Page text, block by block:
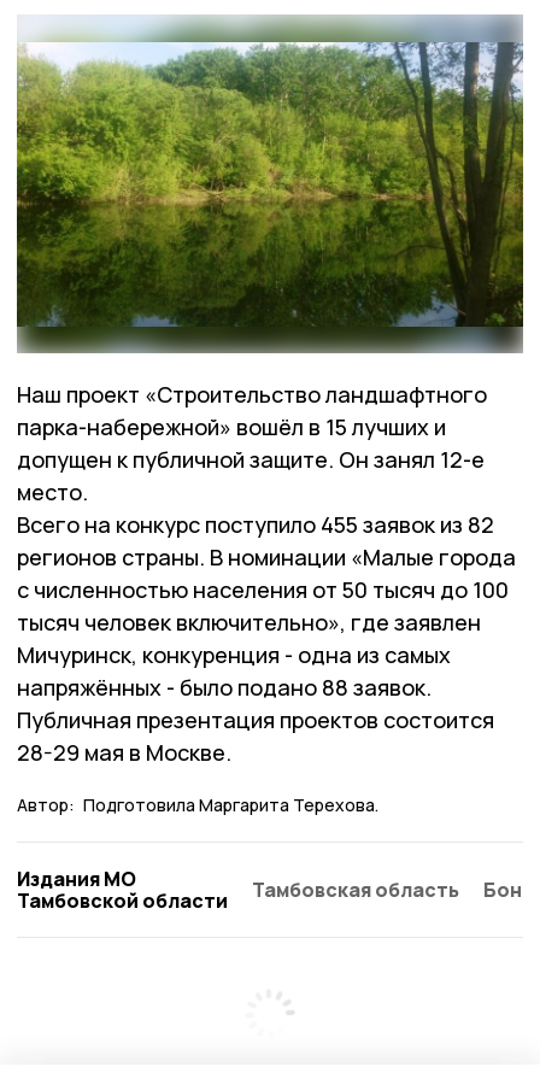
Наш проект «Строительство ландшафтного
парка-набережной» вошёл в 15 лучших и
допущен к публичной защите. Он занял 12-е
место.
Всего на конкурс поступило 455 заявок из 82
регионов страны. В номинации «Малые города
с численностью населения от 50 тысяч до 100
тысяч человек включительно», где заявлен
Мичуринск, конкуренция - одна из самых
напряжённых - было подано 88 заявок.
Публичная презентация проектов состоится
28-29 мая в Москве.
Автор: Подготовила Маргарита Терехова.
Издания МО
Тамбовской области
Тамбовская область